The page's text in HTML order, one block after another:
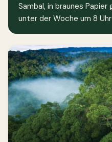
Sambal, in braunes Papier
unter der Woche um 8